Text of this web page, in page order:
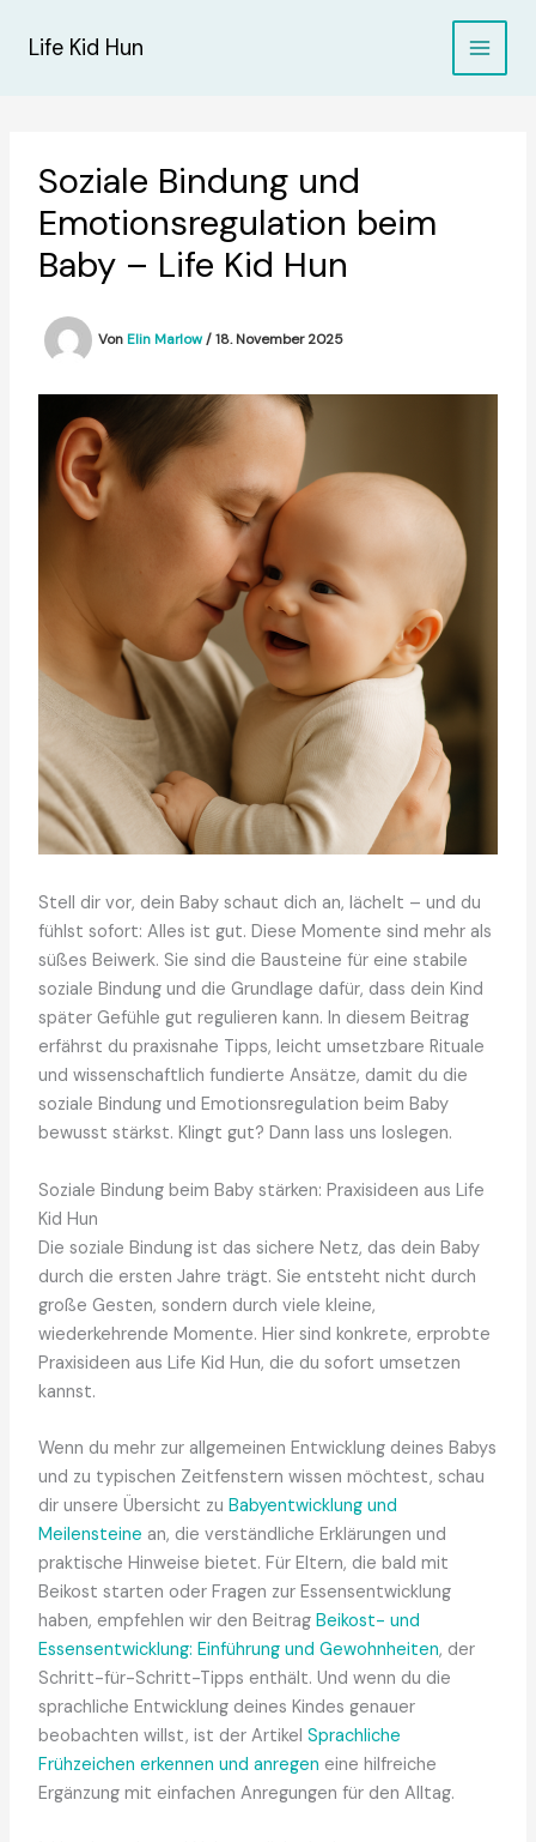
InhaltLife Kid Hun
Soziale Bindung und
Emotionsregulation beim
Baby – Life Kid Hun
VonElin Marlow/18. November 2025
Stell dir vor, dein Baby schaut dich an, lächelt – und du
fühlst sofort: Alles ist gut. Diese Momente sind mehr als
süßes Beiwerk. Sie sind die Bausteine für eine stabile
soziale Bindung und die Grundlage dafür, dass dein Kind
später Gefühle gut regulieren kann. In diesem Beitrag
erfährst du praxisnahe Tipps, leicht umsetzbare Rituale
und wissenschaftlich fundierte Ansätze, damit du die
soziale Bindung und Emotionsregulation beim Baby
bewusst stärkst. Klingt gut? Dann lass uns loslegen.
Soziale Bindung beim Baby stärken: Praxisideen aus Life
Kid Hun
Die soziale Bindung ist das sichere Netz, das dein Baby
durch die ersten Jahre trägt. Sie entsteht nicht durch
große Gesten, sondern durch viele kleine,
wiederkehrende Momente. Hier sind konkrete, erprobte
Praxisideen aus Life Kid Hun, die du sofort umsetzen
kannst.
Wenn du mehr zur allgemeinen Entwicklung deines Babys
und zu typischen Zeitfenstern wissen möchtest, schau
dir unsere Übersicht zu Babyentwicklung und
Meilensteine an, die verständliche Erklärungen und
praktische Hinweise bietet. Für Eltern, die bald mit
Beikost starten oder Fragen zur Essensentwicklung
haben, empfehlen wir den Beitrag Beikost- und
Essensentwicklung: Einführung und Gewohnheiten, der
Schritt-für-Schritt-Tipps enthält. Und wenn du die
sprachliche Entwicklung deines Kindes genauer
beobachten willst, ist der Artikel Sprachliche
Frühzeichen erkennen und anregen eine hilfreiche
Ergänzung mit einfachen Anregungen für den Alltag.